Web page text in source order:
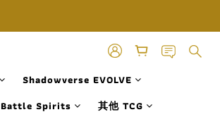
Shadowverse EVOLVE
Battle Spirits
其他 TCG